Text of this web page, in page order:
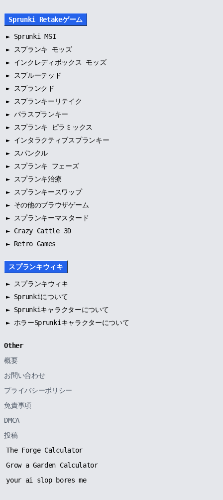
Sprunki Retakeゲーム
► Sprunki MSI
►
スプランキ モッズ
► インクレディボックス モッズ
►
スプルーテッド
►
スプランクド
►
スプランキーリテイク
► パラスプランキー
►
スプランキ ピラミックス
► インタラクティブスプランキー
►
スパンクル
►
スプランキ フェーズ
►
スプランキ治療
►
スプランキースワップ
► その他のブラウザゲーム
►
スプランキーマスタード
► Crazy Cattle 3D
► Retro Games
スプランキウィキ
►
スプランキウィキ
► Sprunkiについて
► Sprunkiキャラクターについて
► ホラーSprunkiキャラクターについて
Other
概要
お問い合わせ
プライバシーポリシー
免責事項
DMCA
投稿
The Forge Calculator
Grow a Garden Calculator
your ai slop bores me